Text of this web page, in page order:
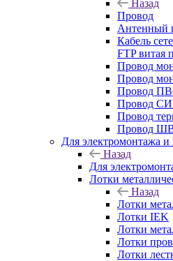
Назад
Провод
Антенный
Кабель
FTP витая
Провод
Провод
Провод
Провод
Провод
Провод
Для электромонтажа и
Назад
Для
Лотки
Назад
Лотки
Лотки IEK
Лотки
Лотки
Лотки